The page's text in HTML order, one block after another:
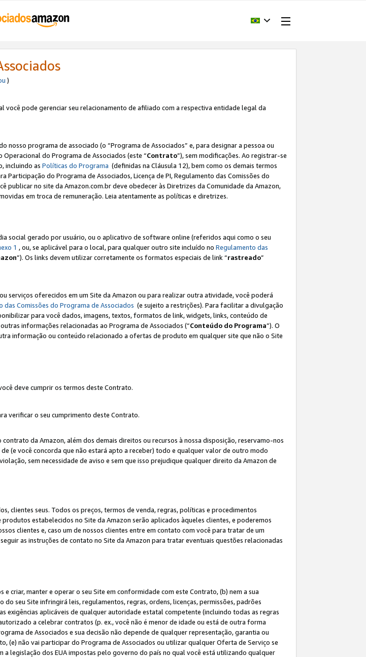
)
você pode gerenciar seu relacionamento de afiliado com a respectiva entidade legal da
programa de associado (o “Programa de Associados” e, para designar a pessoa ou
do Programa de Associados (este “Contrato”), sem modificações. Ao registrar-se
incluindo as Políticas do Programa (definidas na Cláusula 12), bem como os demais termos
do Programa de Associados, Licença de PI, Regulamento das Comissões do
publicar no site da Amazon.com.br deve obedecer às Diretrizes da Comunidade da Amazon,
em troca de remuneração. Leia atentamente as políticas e diretrizes.
social gerado por usuário, ou o aplicativo de software online (referidos aqui como o seu
1 , ou, se aplicável para o local, para qualquer outro site incluído no Regulamento das
”). Os links devem utilizar corretamente os formatos especiais de link “rastreado”
serviços oferecidos em um Site da Amazon ou para realizar outra atividade, você poderá
das Comissões do Programa de Associados (e sujeito a restrições). Para facilitar a divulgação
para você dados, imagens, textos, formatos de link, widgets, links, conteúdo de
informações relacionadas ao Programa de Associados (“Conteúdo do Programa”). O
informação ou conteúdo relacionado a ofertas de produto em qualquer site que não o Site
deve cumprir os termos deste Contrato.
verificar o seu cumprimento deste Contrato.
da Amazon, além dos demais direitos ou recursos à nossa disposição, reservamo-nos
(e você concorda que não estará apto a receber) todo e qualquer valor de outro modo
sem necessidade de aviso e sem que isso prejudique qualquer direito da Amazon de
clientes seus. Todos os preços, termos de venda, regras, políticas e procedimentos
estabelecidos no Site da Amazon serão aplicados àqueles clientes, e poderemos
clientes e, caso um de nossos clientes entre em contato com você para tratar de um
as instruções de contato no Site da Amazon para tratar eventuais questões relacionadas
criar, manter e operar o seu Site em conformidade com este Contrato, (b) nem a sua
seu Site infringirá leis, regulamentos, regras, ordens, licenças, permissões, padrões
exigências aplicáveis de qualquer autoridade estatal competente (incluindo todas as regras
a celebrar contratos (p. ex., você não é menor de idade ou está de outra forma
de Associados e sua decisão não depende de qualquer representação, garantia ou
(e) não vai participar do Programa de Associados ou utilizar qualquer Oferta de Serviço se
a legislação dos EUA impostas pelo governo do país no qual você está utilizando qualquer